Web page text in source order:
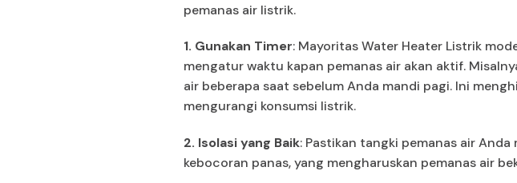
pemanas air listrik.
1. Gunakan Timer: Mayoritas Water Heater Listrik
mengatur waktu kapan pemanas air akan aktif.
air beberapa saat sebelum Anda mandi pagi. Ini
mengurangi konsumsi listrik.
2. Isolasi yang Baik: Pastikan tangki pemanas air
kebocoran panas, yang mengharuskan pemanas air